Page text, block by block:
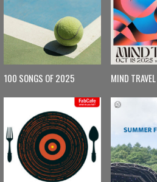
100 SONGS OF 2025 MIND TRAVEL